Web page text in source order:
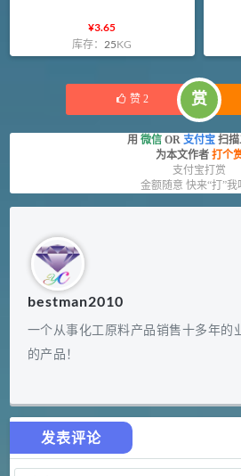
¥3.65
库存：25KG
赞 2 赏
用 微信 OR 支付宝 扫
为本文作者 打个
支付宝打赏
金额随意 快来“打”我
bestman2010
一个从事化工原料产品销售十多年的
的产品！
发表评论